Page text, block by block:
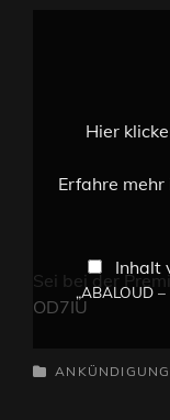
YOUTUBE
Hier
Erfahre mehr
Inhalt
„ABALOUD
Sei bei der
OD7IU
CATEGORIES
ANKÜNDIGUNG